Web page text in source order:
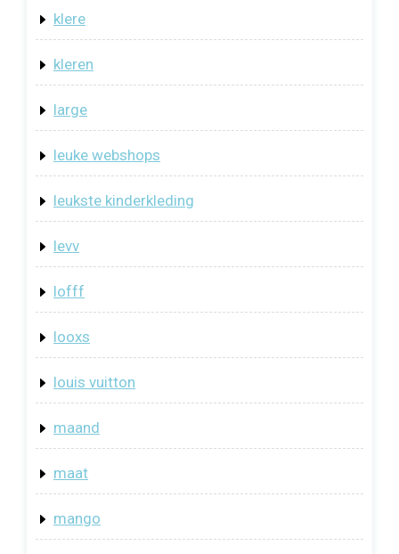
klere
kleren
large
leuke webshops
leukste kinderkleding
levv
lofff
looxs
louis vuitton
maand
maat
mango